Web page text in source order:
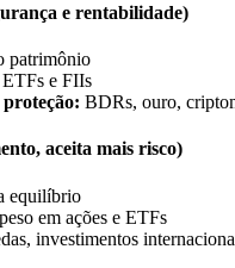
e rentabilidade)
patrimônio
ETFs e FIIs
BDRs, ouro,
aceita mais risco)
equilíbrio
em ações e ETFs
investimentos